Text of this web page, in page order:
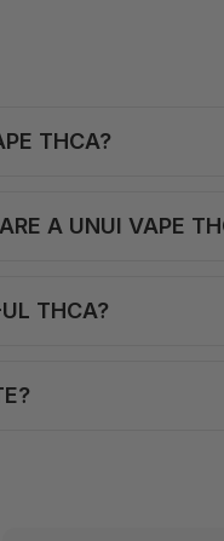
THCA?
A UNUI VAPE
THCA?